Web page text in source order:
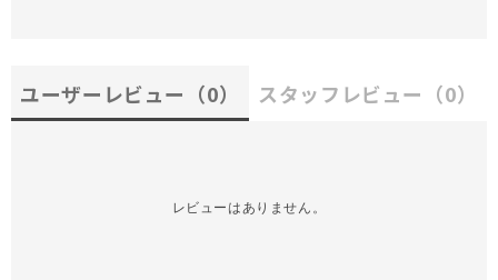
ユーザーレビュー （0） スタッフレビュー （0）
レビューはありません。